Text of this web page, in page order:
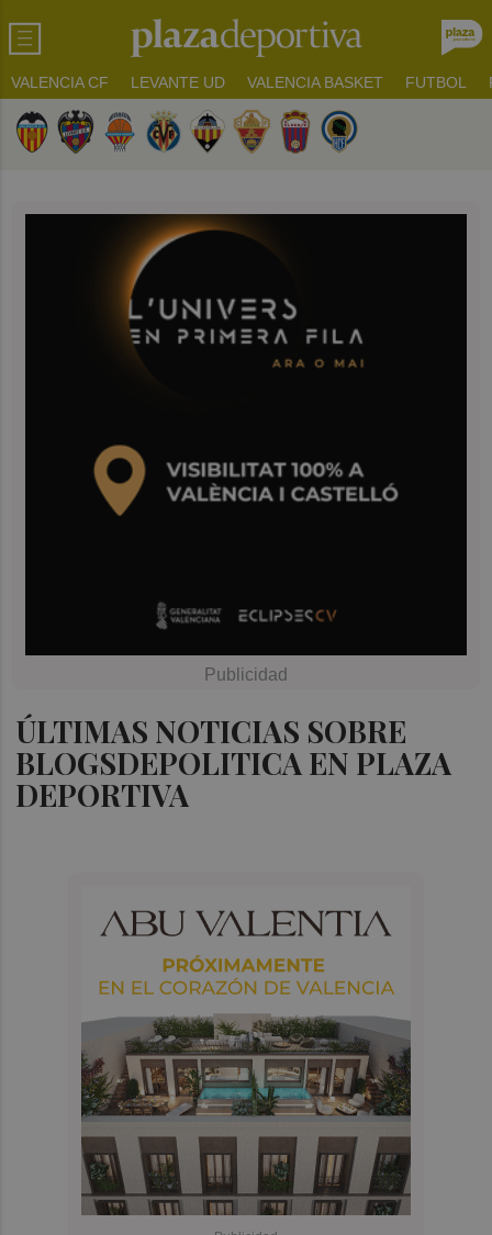
VALENCIA CF LEVANTE UD VALENCIA BASKET FUTBOL
ÚLTIMAS NOTICIAS SOBRE
BLOGSDEPOLITICA EN PLAZA
DEPORTIVA